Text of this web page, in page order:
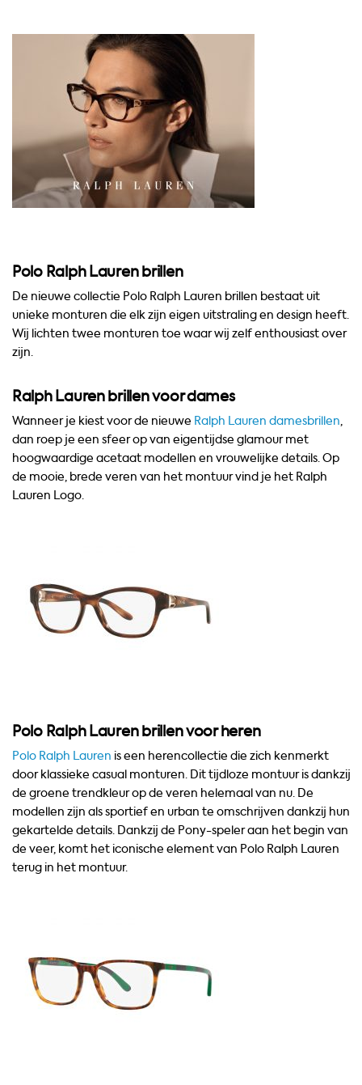
Polo Ralph Lauren brillen
De nieuwe collectie Polo Ralph Lauren brillen bestaat uit
unieke monturen die elk zijn eigen uitstraling en design heeft.
Wij lichten twee monturen toe waar wij zelf enthousiast over
zijn.
Ralph Lauren brillen voor dames
Wanneer je kiest voor de nieuwe Ralph Lauren damesbrillen,
dan roep je een sfeer op van eigentijdse glamour met
hoogwaardige acetaat modellen en vrouwelijke details. Op
de mooie, brede veren van het montuur vind je het Ralph
Lauren Logo.
Polo Ralph Lauren brillen voor heren
Polo Ralph Lauren is een herencollectie die zich kenmerkt
door klassieke casual monturen. Dit tijdloze montuur is dankzij
de groene trendkleur op de veren helemaal van nu. De
modellen zijn als sportief en urban te omschrijven dankzij hun
gekartelde details. Dankzij de Pony-speler aan het begin van
de veer, komt het iconische element van Polo Ralph Lauren
terug in het montuur.